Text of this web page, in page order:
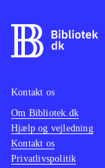
Kontakt os
Om Bibliotek.dk
Hjælp og vejledning
Kontakt os
Privatlivspolitik